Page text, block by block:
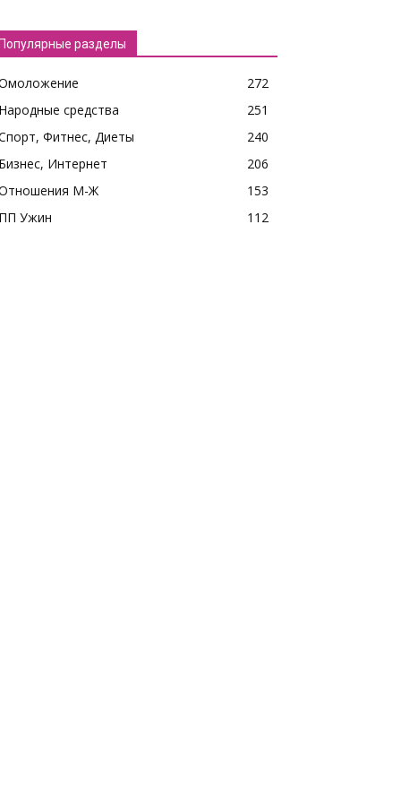
Популярные разделы
272
Народные средства
251
Фитнес, Диеты
240
Бизнес, Интернет
206
М-Ж
153
ПП Ужин
112